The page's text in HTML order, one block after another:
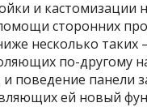
и кастомизации
сторонних
несколько таких
по-другому
поведение панели
ей новый